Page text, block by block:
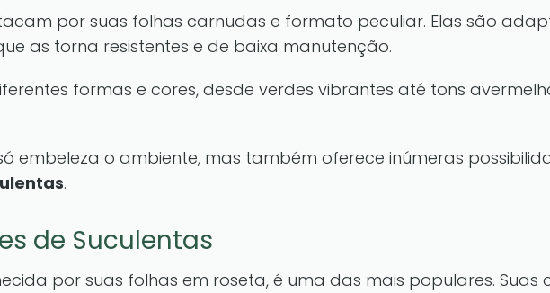
por suas folhas carnudas e formato peculiar. Elas são
as torna resistentes e de baixa manutenção.
formas e cores, desde verdes vibrantes até tons
embeleza o ambiente, mas também oferece inúmeras
.
de Suculentas
por suas folhas em roseta, é uma das mais populares. Suas